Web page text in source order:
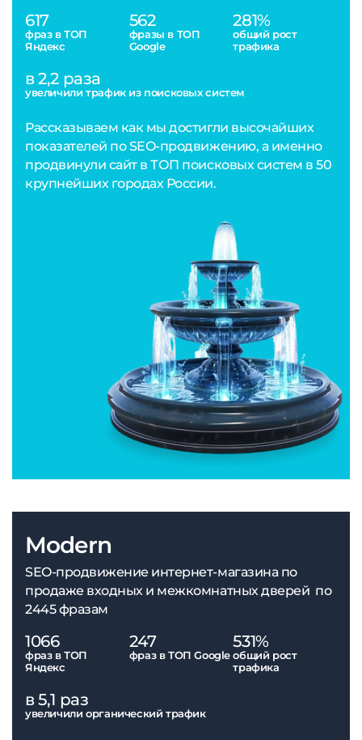
617
фраз в ТОП
Яндекс
562
фразы в ТОП
Google
281%
общий рост
трафика
в 2,2 раза
увеличили трафик из поисковых систем
Рассказываем как мы достигли высочайших
показателей по SEO-продвижению, а именно
продвинули сайт в ТОП поисковых систем в 50
крупнейших городах России.
Modern
SEO-продвижение интернет-магазина по
продаже входных и межкомнатных дверей по
2445 фразам
1066
фраз в ТОП
Яндекс
247
фраз в ТОП Google
531%
общий рост
трафика
в 5,1 раз
увеличили органический трафик